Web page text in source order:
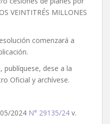
VEINTITRÉS MILLONES
comenzará a
publíquese, dese a la
Oficial y archívese.
2024 N° 29135/24 v.